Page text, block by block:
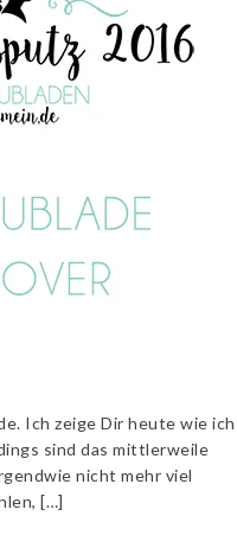
Ich zeige Dir heute wie ich
sind das mittlerweile
nicht mehr viel
[…]